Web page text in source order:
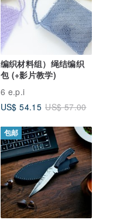
编织材料组）绳结编织
包 (+影片教学)
6 e.p.i
US$ 54.15 US$ 57.00
包邮